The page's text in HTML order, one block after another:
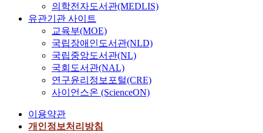
의학전자도서관(MEDLIS)
유관기관 사이트
교육부(MOE)
국립장애인도서관(NLD)
국립중앙도서관(NL)
국회도서관(NAL)
연구윤리정보포털(CRE)
사이언스온 (ScienceON)
이용약관
개인정보처리방침